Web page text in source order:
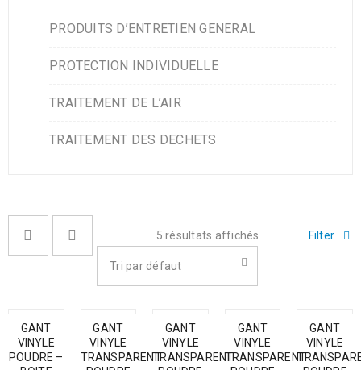
PRODUITS D’ENTRETIEN GENERAL
PROTECTION INDIVIDUELLE
TRAITEMENT DE L’AIR
TRAITEMENT DES DECHETS
Filter
5 résultats affichés
Tri par défaut
GANT
VINYLE
POUDRE –
GANT
VINYLE
TRANSPARENT
GANT
VINYLE
TRANSPARENT
GANT
VINYLE
TRANSPARENT
GANT
VINYLE